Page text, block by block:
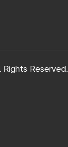
Reserved.